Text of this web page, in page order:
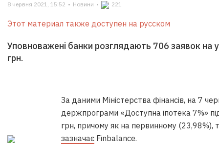
8 червня 2021, 15:52 • Новини • 221
Этот материал также доступен на русском
Уповноважені банки розглядають 706 заявок на
грн.
За даними Міністерства фінансів, на 7
держпрограми «Доступна іпотека 7%»
грн, причому як на первинному (23,98%),
зазначає Finbalance.